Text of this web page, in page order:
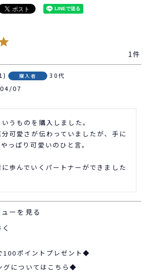
1
購入者 30代
07
うものを購入しました。
可愛さが伝わっていましたが、手に
っぱり可愛いのひと言。
歩んでいくパートナーができました
ーを見る
ポイントプレゼント◆
についてはこちら◆